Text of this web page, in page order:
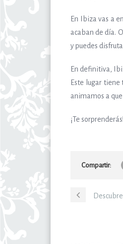
En Ibiza vas a
acaban de día.
y puedes
En definitiva,
Este lugar
animamos a
¡Te sorprenderás!
Compartir: